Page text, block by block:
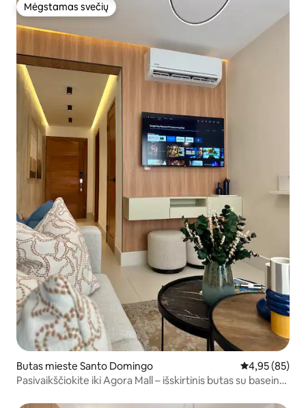
Mėgstamas svečių
Mėgstamas svečių
Butas mieste Santo Domingo Vidutinis
4,95 (85)
Pasivaikščiokite iki Agora Mall – išskirtinis butas su baseinu